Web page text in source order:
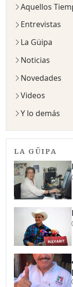
Aquellos
Entrevistas
La Güipa
Noticias
Novedades
Videos
Y lo demás
LA GÜIPA